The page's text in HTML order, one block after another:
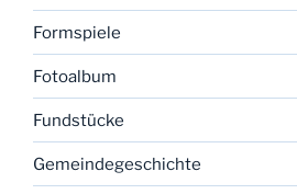
Formspiele
Fotoalbum
Fundstücke
Gemeindegeschichte